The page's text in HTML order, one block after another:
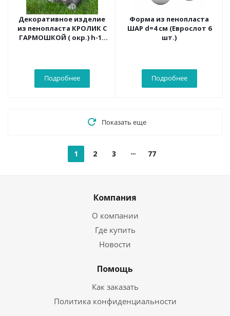
Декоративное изделие
из пенопласта КРОЛИК С
ГАРМОШКОЙ ( окр.) h-17
Подробнее
Форма из пенопласта
ШАР d=4 см (Еврослот 6
шт.)
Подробнее
Показать еще
1 2 3 77
Компания
О компании
Где купить
Новости
Помощь
Как заказать
Политика конфиденциальности